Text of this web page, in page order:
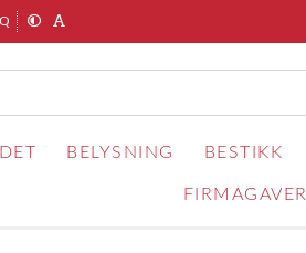
BELYSNING BESTIKK
FIRMAGAVER